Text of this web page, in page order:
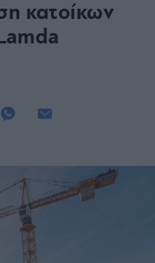
κατοίκων